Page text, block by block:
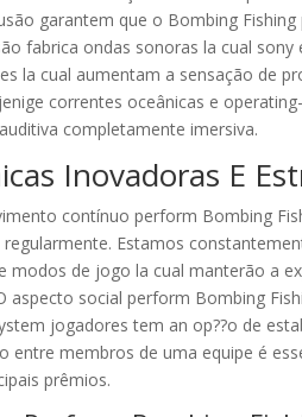
garantem que o Bombing
fabrica ondas sonoras la cual
la cual aumentam a sensação de
correntes oceânicas e
completamente imersiva.
Inovadoras E
contínuo perform Bombing
regularmente. Estamos
modos de jogo la cual manterão a
aspecto social perform Bombing
jogadores tem an op??o de
entre membros de uma equipe é
prêmios.